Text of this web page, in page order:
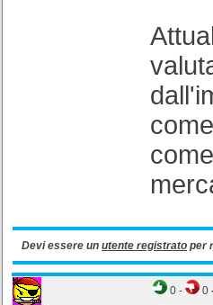
Devi essere un utente registrato per
0 - 0